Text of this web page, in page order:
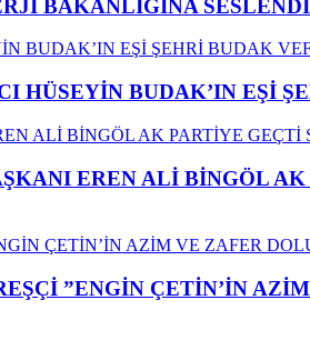
BAKANLIĞINA
HÜSEYİN BUDAK’IN EŞİ
EREN ALİ BİNGÖL
”ENGİN ÇETİN’İN